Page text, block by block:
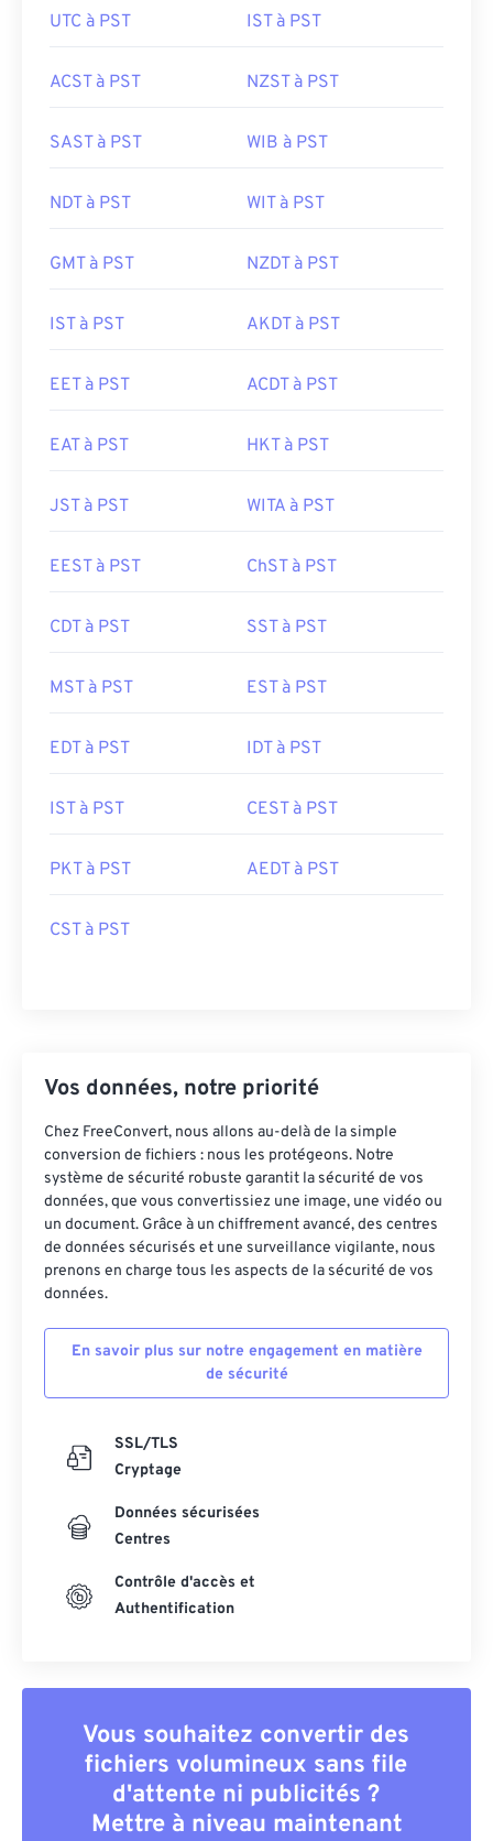
UTC à PST IST à PST
ACST à PST NZST à PST
SAST à PST WIB à PST
NDT à PST WIT à PST
GMT à PST NZDT à PST
IST à PST AKDT à PST
EET à PST ACDT à PST
EAT à PST HKT à PST
JST à PST WITA à PST
EEST à PST ChST à PST
CDT à PST SST à PST
MST à PST EST à PST
EDT à PST IDT à PST
IST à PST CEST à PST
PKT à PST AEDT à PST
CST à PST
Vos données, notre priorité
Chez FreeConvert, nous allons au-delà de la simple
conversion de fichiers : nous les protégeons. Notre
système de sécurité robuste garantit la sécurité de vos
données, que vous convertissiez une image, une vidéo ou
un document. Grâce à un chiffrement avancé, des centres
de données sécurisés et une surveillance vigilante, nous
prenons en charge tous les aspects de la sécurité de vos
données.
En savoir plus sur notre engagement en matière
de sécurité
SSL/TLS
Cryptage
Données sécurisées
Centres
Contrôle d'accès et
Authentification
Vous souhaitez convertir des
fichiers volumineux sans file
d'attente ni publicités ?
Mettre à niveau maintenant